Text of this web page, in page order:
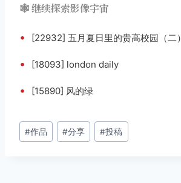
🕸️ 继续探索影像宇宙
• [22932] 五月夏日里的贵高校园（二）
• [18093] london daily
• [15890] 风的绿
文
章
#作品 #分享 #投稿